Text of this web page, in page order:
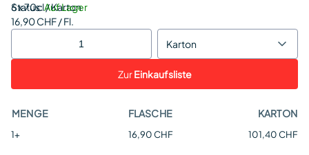
Status:Auf Lager
6 x 70cl / Karton
16,90 CHF / Fl.
Karton
ZurEinkaufsliste
MENGE FLASCHE KARTON
1+ 16,90 CHF 101,40 CHF